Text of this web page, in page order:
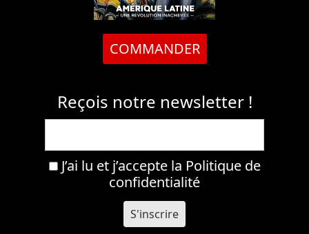
COMMANDER
Reçois notre newsletter !
J’ai lu et j’accepte la Politique de
confidentialité